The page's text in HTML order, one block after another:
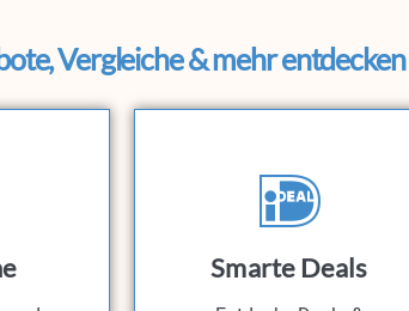
Vergleiche & mehr entdecken
Smarte Deals